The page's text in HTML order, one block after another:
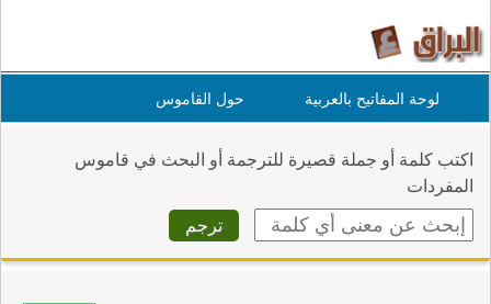
لوحة المفاتيح بالعربية حول القاموس
اكتب كلمة أو جملة قصيرة للترجمة أو البحث في قاموس
المفردات